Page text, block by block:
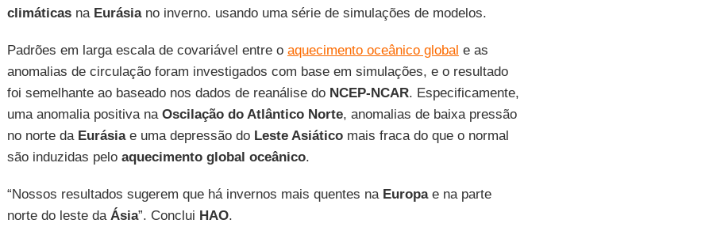
climáticas naEurásiano inverno. usando uma série de simulações de modelos.
Padrões em larga escala de covariável entre o aquecimento oceânico global e as
anomalias de circulação foram investigados com base em simulações, e o resultado
foi semelhante ao baseado nos dados de reanálise doNCEP-NCAR. Especificamente,
uma anomalia positiva na Oscilação do Atlântico Norte, anomalias de baixa pressão
no norte da Eurásiae uma depressão do Leste Asiáticomais fraca do que o normal
são induzidas pelo aquecimento global oceânico.
“Nossos resultados sugerem que há invernos mais quentes naEuropae na parte
norte do leste da Ásia”. Conclui HAO.